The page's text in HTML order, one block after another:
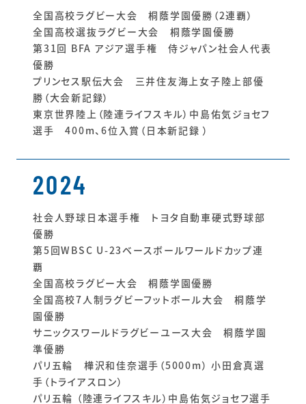
全国高校ラグビー大会 桐蔭学園優勝（2連覇）
全国高校選抜ラグビー大会 桐蔭学園優勝
第31回 BFA アジア選手権 侍ジャパン社会人代表
優勝
プリンセス駅伝大会 三井住友海上女子陸上部優
勝（大会新記録）
東京世界陸上（陸連ライフスキル）中島佑気ジョセフ
選手 400m、6位入賞（日本新記録 ）
2024
社会人野球日本選手権 トヨタ自動車硬式野球部
優勝
第5回WBSC U-23ベースボールワールドカップ連
覇
全国高校ラグビー大会 桐蔭学園優勝
全国高校7人制ラグビーフットボール大会 桐蔭学
園優勝
サニックスワールドラグビーユース大会 桐蔭学園
準優勝
パリ五輪 樺沢和佳奈選手（5000m） 小田倉真選
手（トライアスロン）
パリ五輪 （陸連ライフスキル）中島佑気ジョセフ選手